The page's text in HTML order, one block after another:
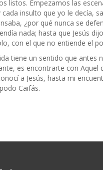
listos. Empezamos las
insulto que yo le decía,
¿por qué nunca se
nada; hasta que Jesús
con el que no entiende el
tiene un sentido que
es encontrarte con
a Jesús, hasta mi
Caifás.